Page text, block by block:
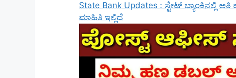
State Bank Updates : ಸ್ಟೇಟ್ ಬ್ಯಾಂಕಿನಲ್ಲಿ
ಮಾಹಿತಿ ಇಲ್ಲಿದೆ